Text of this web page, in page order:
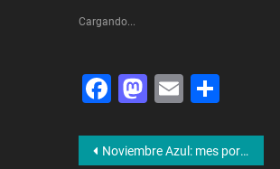
Cargando...
Facebook
Mastodon
Email
Navegación
Noviembre Azul: mes por la concientización del cáncer de próstata